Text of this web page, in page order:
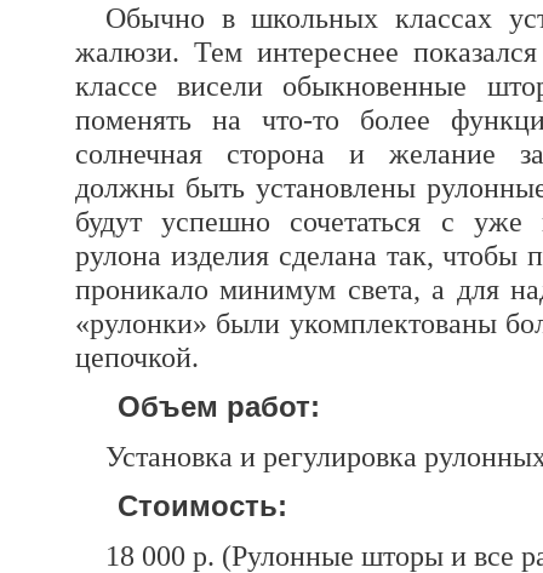
Обычно в школьных классах
жалюзи. Тем интереснее
классе висели обыкновенные
поменять на что-то более
солнечная сторона и желание
должны быть установлены
будут успешно сочетаться с
рулона изделия сделана так, чтобы
проникало минимум света, а для
«рулонки» были укомплектованы
цепочкой.
Объем работ:
Установка и регулировка
Стоимость:
18 000 р. (Рулонные шторы и все